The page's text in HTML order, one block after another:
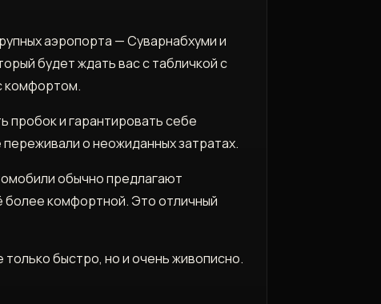
аэропорта — Суварнабхуми и
будет ждать вас с табличкой с
комфортом.
пробок и гарантировать себе
о неожиданных затратах.
обычно предлагают
более комфортной. Это отличный
быстро, но и очень живописно.